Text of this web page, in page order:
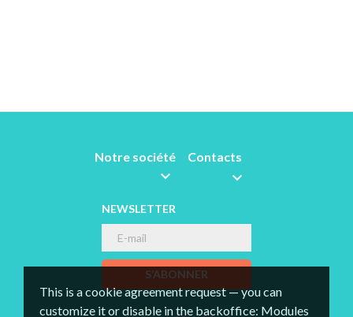
This is a cookie agreement request — you can
customize it or disable in the backoffice: Modules
Notre société

Contacts

NEWSLETTER
S’ABONNER